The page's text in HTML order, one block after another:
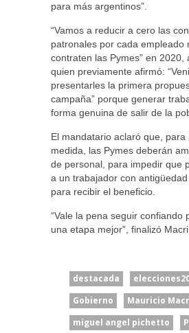
para más argentinos”.
“Vamos a reducir a cero las
patronales por cada empleado
contraten las Pymes” en 2020,
quien previamente afirmó:
presentarles la primera
campaña” porque generar
forma genuina de salir de la
El mandatario aclaró que, para
medida, las Pymes deberán
de personal, para impedir que
a un trabajador con
para recibir el beneficio.
“Vale la pena seguir confiando
una etapa mejor”, finalizó Macri.
destacada
Gobierno
Mauricio
miguel angel pichetto